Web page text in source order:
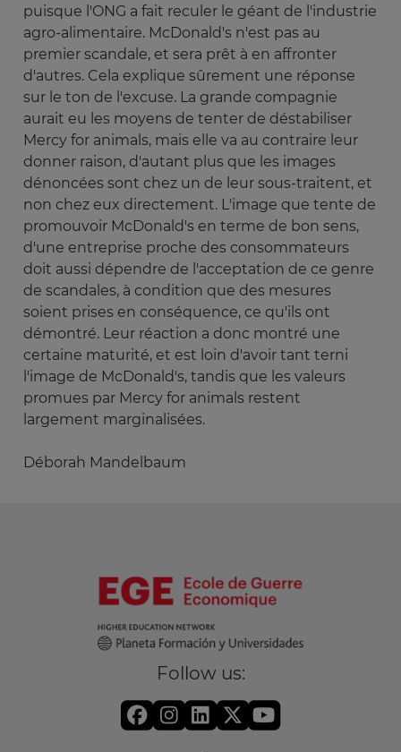
puisque l'ONG a fait reculer le géant de l'industrie
agro-alimentaire. McDonald's n'est pas au
premier scandale, et sera prêt à en affronter
d'autres. Cela explique sûrement une réponse
sur le ton de l'excuse. La grande compagnie
aurait eu les moyens de tenter de déstabiliser
Mercy for animals, mais elle va au contraire leur
donner raison, d'autant plus que les images
dénoncées sont chez un de leur sous-traitent, et
non chez eux directement. L'image que tente de
promouvoir McDonald's en terme de bon sens,
d'une entreprise proche des consommateurs
doit aussi dépendre de l'acceptation de ce genre
de scandales, à condition que des mesures
soient prises en conséquence, ce qu'ils ont
démontré. Leur réaction a donc montré une
certaine maturité, et est loin d'avoir tant terni
l'image de McDonald's, tandis que les valeurs
promues par Mercy for animals restent
largement marginalisées.
Déborah Mandelbaum
Follow us: